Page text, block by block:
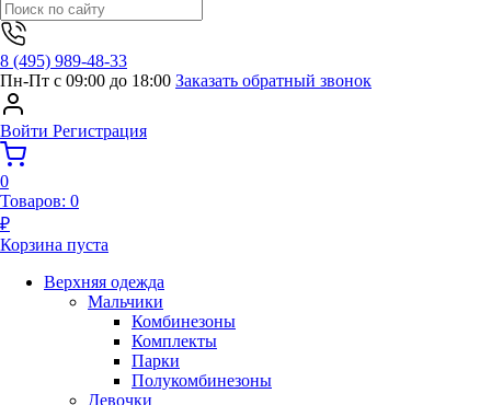
8 (495) 989-48-33
Пн-Пт с 09:00 до 18:00 Заказать обратный звонок
Войти Регистрация
0
Товаров: 0
₽
Корзина пуста
Верхняя одежда
Мальчики
Комбинезоны
Комплекты
Парки
Полукомбинезоны
Девочки